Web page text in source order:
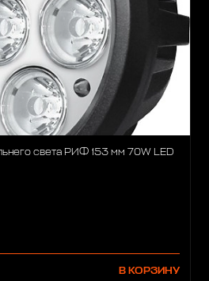
света РИФ 153 мм 70W LED
В КОРЗИНУ